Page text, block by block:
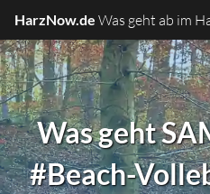
HarzNow.de Was geht ab im
Was geht
#Beach-